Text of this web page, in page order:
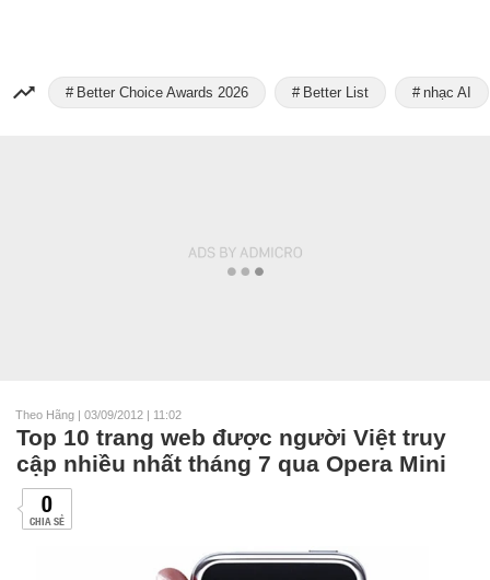
Better Choice Awards 2026 Better List nhạc AI
Theo Hãng | 03/09/2012 | 11:02
Top 10 trang web được người Việt truy
cập nhiều nhất tháng 7 qua Opera Mini
0
CHIA SẺ